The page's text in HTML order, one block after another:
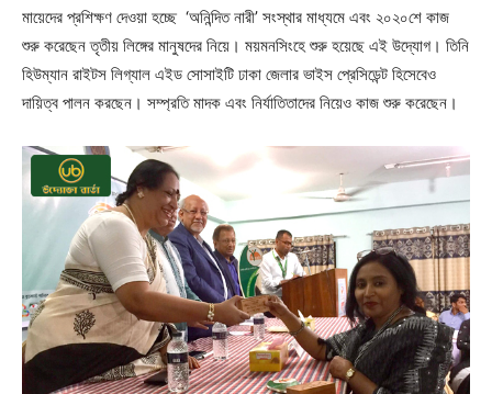
মায়েদের প্রশিক্ষণ দেওয়া হচ্ছে ‘অনিন্দিত নারী’ সংস্থার মাধ্যমে এবং ২০২০শে কাজ
শুরু করেছেন তৃতীয় লিঙ্গের মানুষদের নিয়ে। ময়মনসিংহে শুরু হয়েছে এই উদ্যোগ। তিনি
হিউম্যান রাইটস লিগ্যাল এইড সোসাইটি ঢাকা জেলার ভাইস প্রেসিডেন্ট হিসেবেও
দায়িত্ব পালন করছেন। সম্প্রতি মাদক এবং নির্যাতিতাদের নিয়েও কাজ শুরু করেছেন।